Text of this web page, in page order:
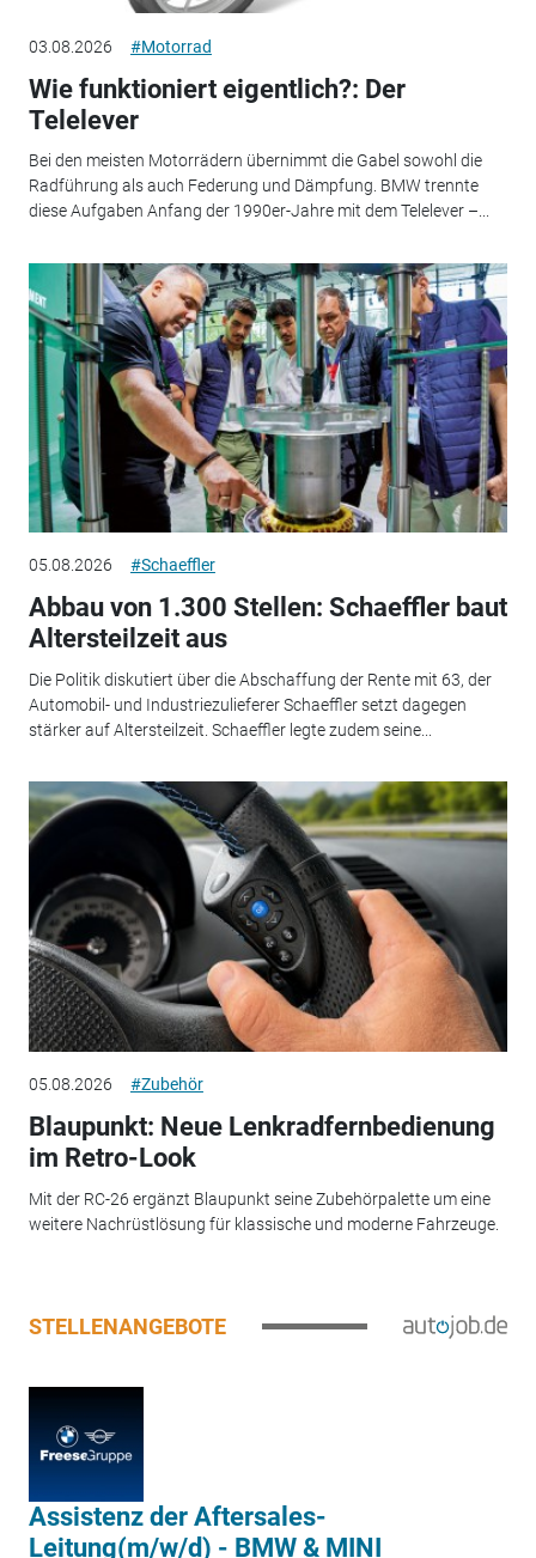
03.08.2026 #Motorrad
Wie funktioniert eigentlich?: Der
Telelever
Bei den meisten Motorrädern übernimmt die Gabel sowohl die
Radführung als auch Federung und Dämpfung. BMW trennte
diese Aufgaben Anfang der 1990er-Jahre mit dem Telelever –...
05.08.2026 #Schaeffler
Abbau von 1.300 Stellen: Schaeffler baut
Altersteilzeit aus
Die Politik diskutiert über die Abschaffung der Rente mit 63, der
Automobil- und Industriezulieferer Schaeffler setzt dagegen
stärker auf Altersteilzeit. Schaeffler legte zudem seine...
05.08.2026 #Zubehör
Blaupunkt: Neue Lenkradfernbedienung
im Retro-Look
Mit der RC-26 ergänzt Blaupunkt seine Zubehörpalette um eine
weitere Nachrüstlösung für klassische und moderne Fahrzeuge.
STELLENANGEBOTE
Assistenz der Aftersales-
Leitung(m/w/d) - BMW & MINI